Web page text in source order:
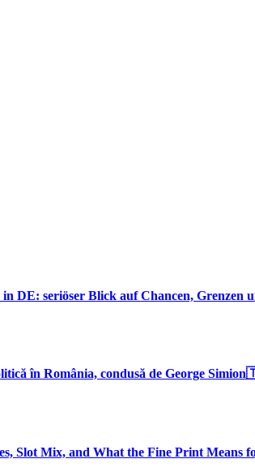
DE: seriöser Blick auf Chancen, Grenzen
în România, condusă de George
Slot Mix, and What the Fine Print Means